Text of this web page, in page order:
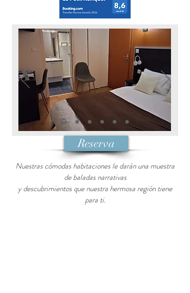
Reserva
Nuestras cómodas habitaciones le darán una muestra
de baladas narrativas
y descubrimientos que nuestra hermosa región tiene
para ti.